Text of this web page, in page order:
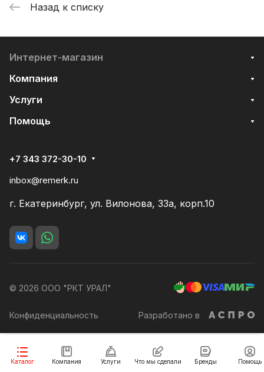
В корзину
Назад к списку
Каталог Компания Услуги Что мы сделали Бренды Помощь
Интернет-магазин
Компания
Услуги
Помощь
+7 343 372-30-10
inbox@remerk.ru
г. Екатеринбург, ул. Вилонова, 33а, корп.10
© 2026 ООО "РКТ УРАЛ"
Конфиденциальность Разработано в